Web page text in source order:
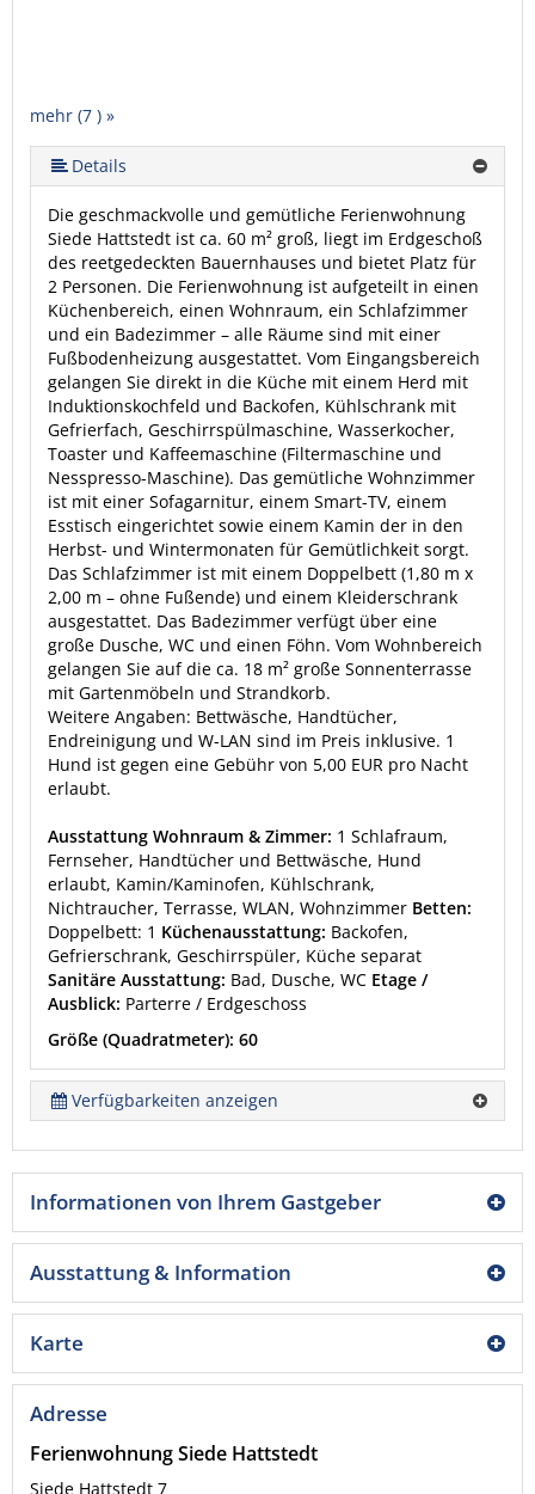
mehr (7 ) »
mehr (7 ) »
mehr (7 ) »
mehr (7 ) »
Details
Die geschmackvolle und gemütliche Ferienwohnung
Siede Hattstedt ist ca. 60 m² groß, liegt im Erdgeschoß
des reetgedeckten Bauernhauses und bietet Platz für
2 Personen. Die Ferienwohnung ist aufgeteilt in einen
Küchenbereich, einen Wohnraum, ein Schlafzimmer
und ein Badezimmer – alle Räume sind mit einer
Fußbodenheizung ausgestattet. Vom Eingangsbereich
gelangen Sie direkt in die Küche mit einem Herd mit
Induktionskochfeld und Backofen, Kühlschrank mit
Gefrierfach, Geschirrspülmaschine, Wasserkocher,
Toaster und Kaffeemaschine (Filtermaschine und
Nesspresso-Maschine). Das gemütliche Wohnzimmer
ist mit einer Sofagarnitur, einem Smart-TV, einem
Esstisch eingerichtet sowie einem Kamin der in den
Herbst- und Wintermonaten für Gemütlichkeit sorgt.
Das Schlafzimmer ist mit einem Doppelbett (1,80 m x
2,00 m – ohne Fußende) und einem Kleiderschrank
ausgestattet. Das Badezimmer verfügt über eine
große Dusche, WC und einen Föhn. Vom Wohnbereich
gelangen Sie auf die ca. 18 m² große Sonnenterrasse
mit Gartenmöbeln und Strandkorb.
Weitere Angaben: Bettwäsche, Handtücher,
Endreinigung und W-LAN sind im Preis inklusive. 1
Hund ist gegen eine Gebühr von 5,00 EUR pro Nacht
erlaubt.
Ausstattung Wohnraum & Zimmer: 1 Schlafraum,
Fernseher, Handtücher und Bettwäsche, Hund
erlaubt, Kamin/Kaminofen, Kühlschrank,
Nichtraucher, Terrasse, WLAN, Wohnzimmer Betten:
Doppelbett: 1 Küchenausstattung: Backofen,
Gefrierschrank, Geschirrspüler, Küche separat
Sanitäre Ausstattung: Bad, Dusche, WC Etage /
Ausblick: Parterre / Erdgeschoss
Größe (Quadratmeter): 60
Verfügbarkeiten anzeigen
Informationen von Ihrem Gastgeber
Ausstattung & Information
Karte
Adresse
Ferienwohnung Siede Hattstedt
Siede Hattstedt 7